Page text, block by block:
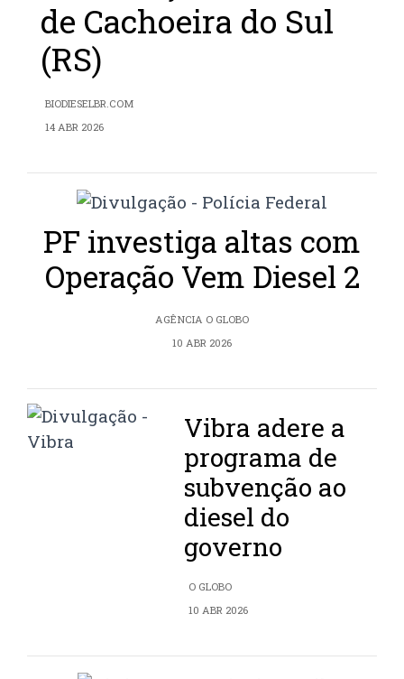
de Cachoeira do Sul
(RS)
BIODIESELBR.COM
14 ABR 2026
PF investiga altas com
Operação Vem Diesel 2
AGÊNCIA O GLOBO
10 ABR 2026
Vibra adere a
programa de
subvenção ao
diesel do
governo
O GLOBO
10 ABR 2026